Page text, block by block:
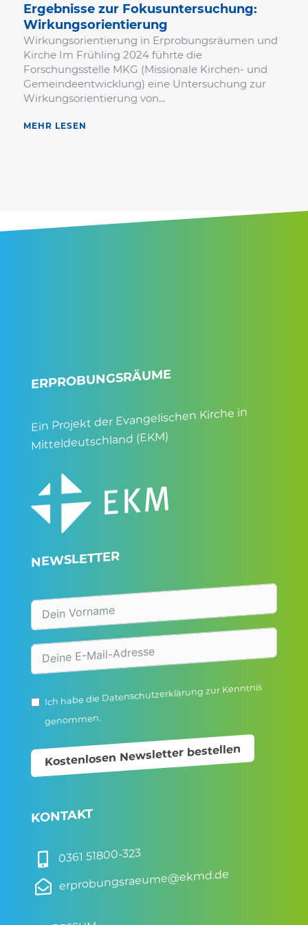
Ergeb­nisse zur Fokus­un­ter­su­chung:
Wirkungsorientierung
Wirkungsorientierung in Erprobungsräumen und
Kirche Im Frühling 2024 führte die
Forschungsstelle MKG (Missionale Kirchen- und
Gemeindeentwicklung) eine Untersuchung zur
Wirkungsorientierung von...
MEHR LESEN
ERPROBUNGSRÄUME
Ein Projekt der Evangelischen Kirche in
Mitteldeutschland (EKM)
NEWSLETTER
Ich habe die Datenschutzerklärungzur Kenntnis
genommen.
Kostenlosen Newsletter bestellen
KONTAKT
 0361 51800-323
 erprobungsraeume@ekmd.de